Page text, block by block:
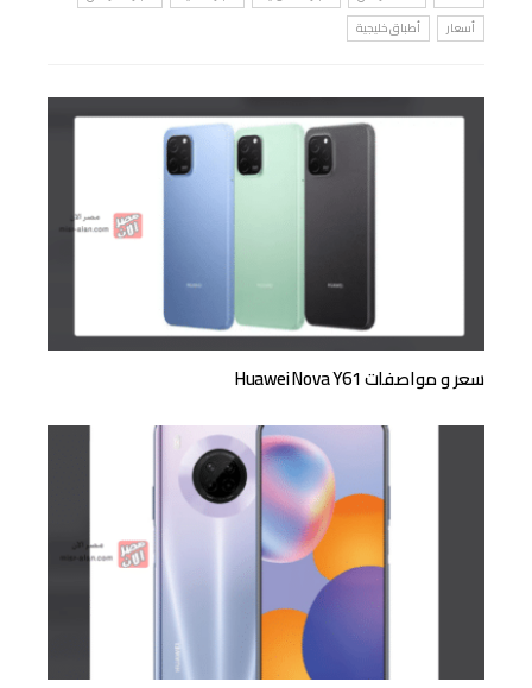
أسعار
أطباق خليجية
سعر و مواصفات Huawei Nova Y61